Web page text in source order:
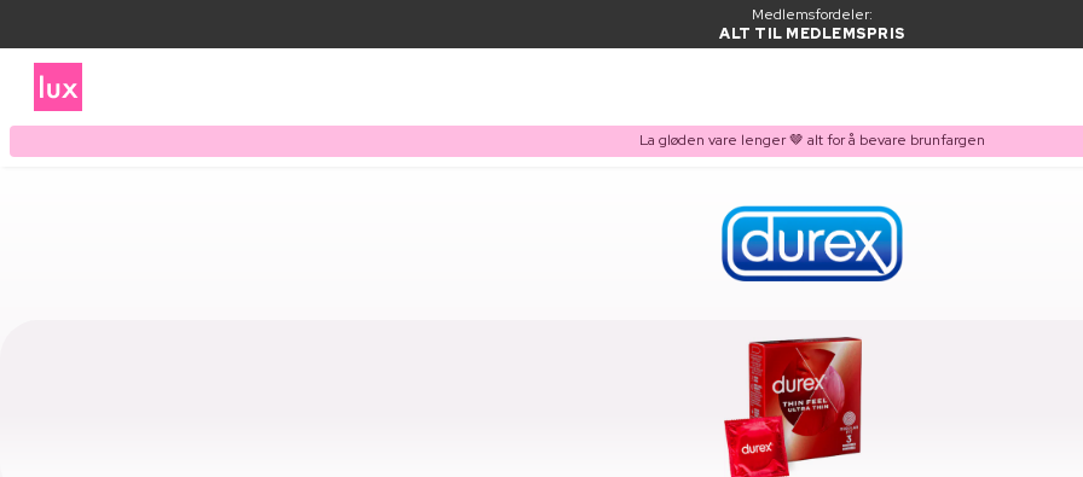
Medlemsfordeler:
ALT TIL MEDLEMSPRIS
La gløden vare lenger 🤎 alt for å bevare brunfargen